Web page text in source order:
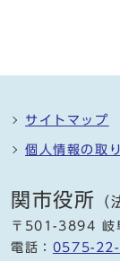
サイトマップ
個人情報の取
関市役所
〒501-3894 岐
電話： 0575-22-